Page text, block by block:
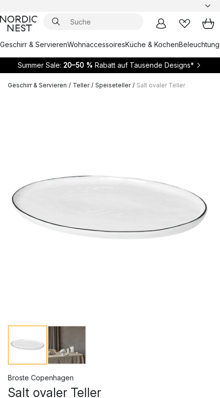
Geschirr & ServierenWohnaccessoiresKüche & KochenBeleuchtung
Summer Sale: 20–50 % Rabatt auf Tausende Designs*
Geschirr & Servieren / Teller / Speiseteller / Salt ovaler Teller
Broste Copenhagen
Salt ovaler Teller